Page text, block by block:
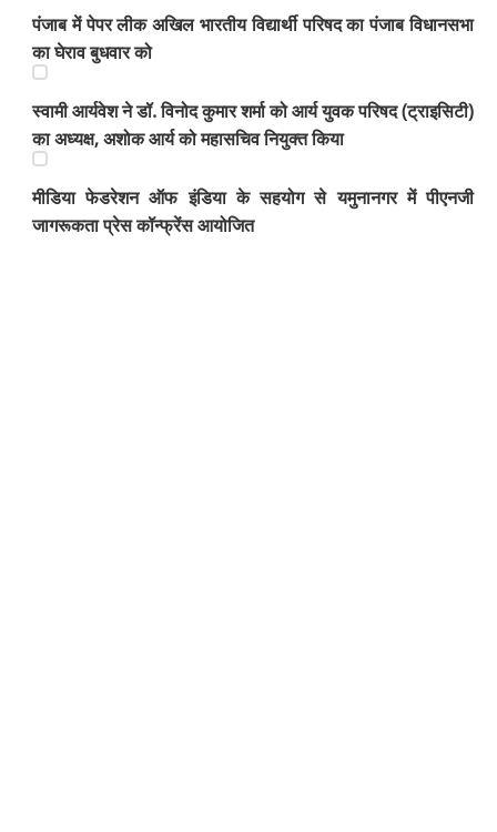
पंजाब में पेपर लीक अखिल भारतीय विद्यार्थी परिषद का पंजाब विधानसभा
का घेराव बुधवार को
स्वामी आर्यवेश ने डॉ. विनोद कुमार शर्मा को आर्य युवक परिषद (ट्राइसिटी)
का अध्यक्ष, अशोक आर्य को महासचिव नियुक्त किया
मीडिया फेडरेशन ऑफ इंडिया के सहयोग से यमुनानगर में पीएनजी
जागरूकता प्रेस कॉन्फ्रेंस आयोजित